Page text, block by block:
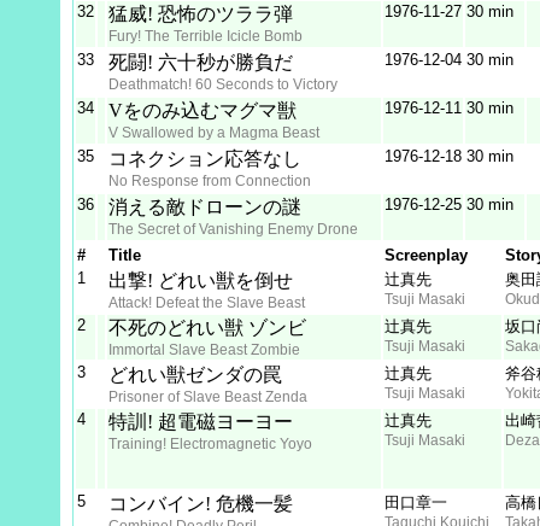
32 猛威! 恐怖のツララ弾
Fury! The Terrible Icicle Bomb
1976‑11‑27 30 min
33 死闘! 六十秒が勝負だ
Deathmatch! 60 Seconds to Victory
1976‑12‑04 30 min
34 Vをのみ込むマグマ獣
V Swallowed by a Magma Beast
1976‑12‑11 30 min
35 コネクション応答なし
No Response from Connection
1976‑12‑18 30 min
36 消える敵ドローンの謎
The Secret of Vanishing Enemy Drone
1976‑12‑25 30 min
# Title Screenplay
1
出撃! どれい獣を倒せ
Attack! Defeat the Slave Beast
辻真先
Tsuji Masaki
奥田
2 不死のどれい獣 ゾンビ
Immortal Slave Beast Zombie
辻真先
Tsuji Masaki
坂口
3 どれい獣ゼンダの罠
Prisoner of Slave Beast Zenda
辻真先
Tsuji Masaki
斧谷
4 特訓! 超電磁ヨーヨー
Training! Electromagnetic Yoyo
辻真先
Tsuji Masaki
出崎
5 コンバイン! 危機一髪 田口章一
Taguchi Kouichi
高橋